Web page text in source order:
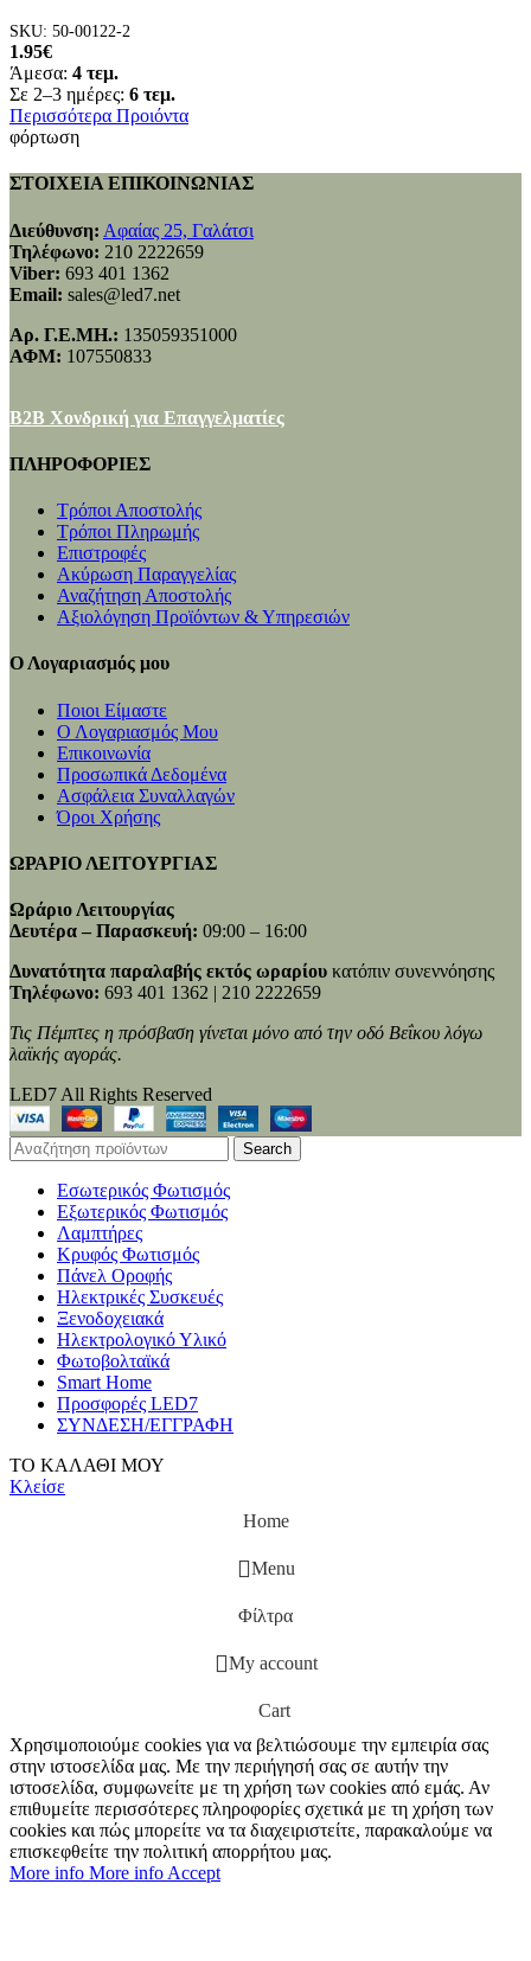
SKU: 50-00122-2
1.95€
Άμεσα: 4 τεμ.
Σε 2–3 ημέρες: 6 τεμ.
Περισσότερα Προιόντα
φόρτωση
ΣΤΟΙΧΕΙΑ ΕΠΙΚΟΙΝΩΝΙΑΣ
Διεύθυνση: Αφαίας 25, Γαλάτσι
Τηλέφωνο: 210 2222659
Viber: 693 401 1362
Email: sales@led7.net
Αρ. Γ.Ε.ΜΗ.: 135059351000
ΑΦΜ: 107550833
B2B Χονδρική για Επαγγελματίες
ΠΛΗΡΟΦΟΡΙΕΣ
Τρόποι Αποστολής
Τρόποι Πληρωμής
Επιστροφές
Ακύρωση Παραγγελίας
Αναζήτηση Αποστολής
Αξιολόγηση Προϊόντων & Υπηρεσιών
Ο Λογαριασμός μου
Ποιοι Είμαστε
Ο Λογαριασμός Μου
Επικοινωνία
Προσωπικά Δεδομένα
Ασφάλεια Συναλλαγών
Όροι Χρήσης
ΩΡΑΡΙΟ ΛΕΙΤΟΥΡΓΙΑΣ
Ωράριο Λειτουργίας
Δευτέρα – Παρασκευή: 09:00 – 16:00
Δυνατότητα παραλαβής εκτός ωραρίου κατόπιν συνεννόησης
Τηλέφωνο: 693 401 1362 | 210 2222659
Τις Πέμπτες η πρόσβαση γίνεται μόνο από την οδό Βεΐκου λόγω
λαϊκής αγοράς.
LED7 All Rights Reserved
Search
Εσωτερικός Φωτισμός
Εξωτερικός Φωτισμός
Λαμπτήρες
Κρυφός Φωτισμός
Πάνελ Οροφής
Ηλεκτρικές Συσκευές
Ξενοδοχειακά
Ηλεκτρολογικό Υλικό
Φωτοβολταϊκά
Smart Home
Προσφορές LED7
ΣΥΝΔΕΣΗ/ΕΓΓΡΑΦΗ
ΤΟ ΚΑΛΑΘΙ ΜΟΥ
Κλείσε
Home
Menu
Φίλτρα
My account
Cart
Χρησιμοποιούμε cookies για να βελτιώσουμε την εμπειρία σας
στην ιστοσελίδα μας. Με την περιήγησή σας σε αυτήν την
ιστοσελίδα, συμφωνείτε με τη χρήση των cookies από εμάς. Αν
επιθυμείτε περισσότερες πληροφορίες σχετικά με τη χρήση των
cookies και πώς μπορείτε να τα διαχειριστείτε, παρακαλούμε να
επισκεφθείτε την πολιτική απορρήτου μας.
More info More info Accept